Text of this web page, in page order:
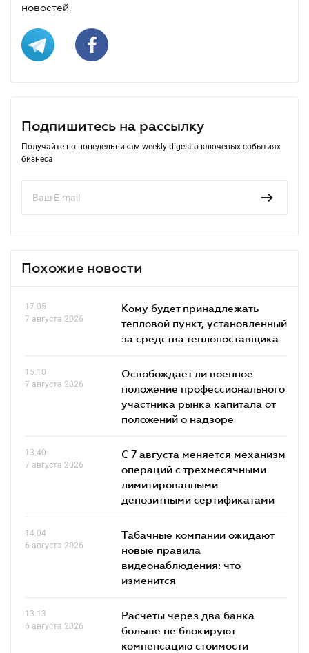
новостей.
Подпишитесь на рассылку
Получайте по понедельникам weekly-digest о ключевых событиях
бизнеса
Похожие новости
17.05
7 августа 2026
Кому будет принадлежать
тепловой пункт, установленный
за средства теплопоставщика
15.10
7 августа 2026
Освобождает ли военное
положение профессионального
участника рынка капитала от
положений о надзоре
13.40
7 августа 2026
С 7 августа меняется механизм
операций с трехмесячными
лимитированными
депозитными сертификатами
14.04
6 августа 2026
Табачные компании ожидают
новые правила
видеонаблюдения: что
изменится
13.13
6 августа 2026
Расчеты через два банка
больше не блокируют
компенсацию стоимости